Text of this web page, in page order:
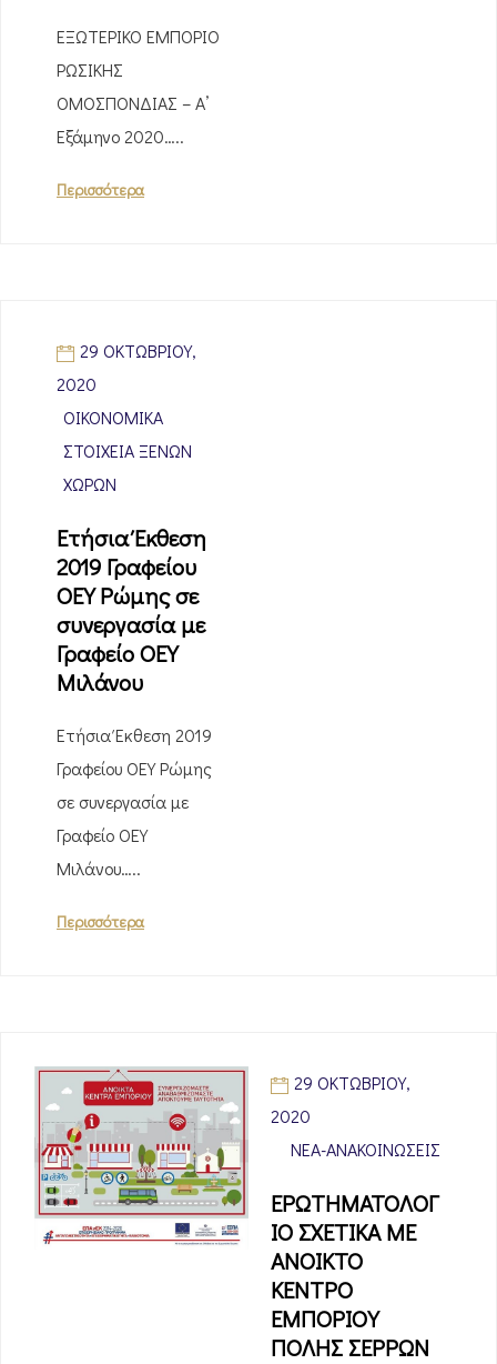
ΕΞΩΤΕΡΙΚΟ ΕΜΠΟΡΙΟ
ΡΩΣΙΚΗΣ
ΟΜΟΣΠΟΝΔΙΑΣ – Α’
Εξάμηνο 2020…..
Περισσότερα
29 ΟΚΤΩΒΡΊΟΥ,
2020
ΟΙΚΟΝΟΜΙΚΆ
ΣΤΟΙΧΕΊΑ ΞΈΝΩΝ
ΧΩΡΏΝ
Ετήσια Έκθεση
2019 Γραφείου
ΟΕΥ Ρώμης σε
συνεργασία με
Γραφείο ΟΕΥ
Μιλάνου
Ετήσια Έκθεση 2019
Γραφείου ΟΕΥ Ρώμης
σε συνεργασία με
Γραφείο ΟΕΥ
Μιλάνου…..
Περισσότερα
29 ΟΚΤΩΒΡΊΟΥ,
2020
ΝΈΑ-ΑΝΑΚΟΙΝΏΣΕΙΣ
ΕΡΩΤΗΜΑΤΟΛΟΓ
ΙΟ ΣΧΕΤΙΚΑ ΜΕ
ΑΝΟΙΚΤΟ
ΚΕΝΤΡΟ
ΕΜΠΟΡΙΟΥ
ΠΟΛΗΣ ΣΕΡΡΩΝ